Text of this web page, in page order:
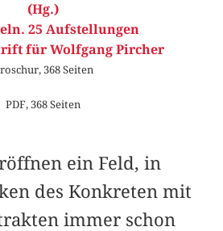
(Hg.)
25 Aufstellungen
für Wolfgang Pircher
368 Seiten
PDF, 368 Seiten
ein Feld, in
des Konkreten mit
immer schon